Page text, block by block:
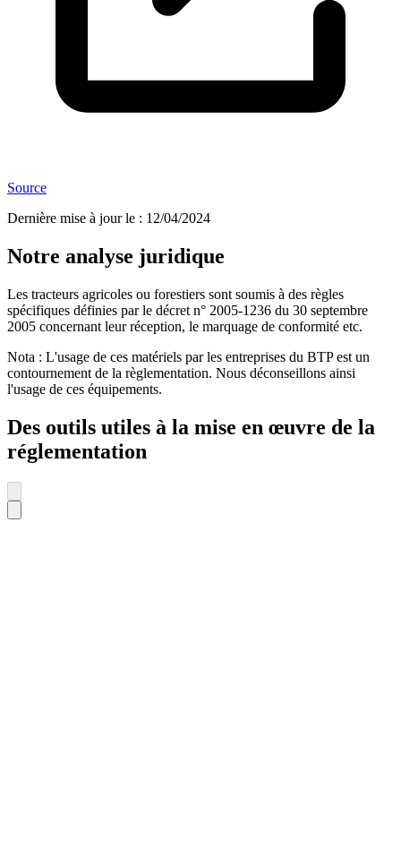
Source
Dernière mise à jour le : 12/04/2024
Notre analyse juridique
Les tracteurs agricoles ou forestiers sont soumis à des règles
spécifiques définies par le décret n° 2005-1236 du 30 septembre
2005 concernant leur réception, le marquage de conformité etc.
Nota : L'usage de ces matériels par les entreprises du BTP est un
contournement de la règlementation. Nous déconseillons ainsi
l'usage de ces équipements.
Des outils utiles à la mise en œuvre de la
réglementation